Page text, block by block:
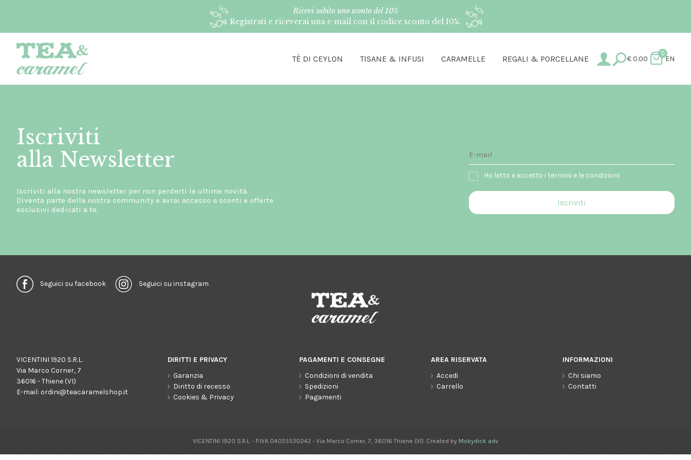
Ricevi subito uno sconto del 10%
Registrati e riceverai una e-mail con il codice sconto del 10%.
TÈ DI CEYLON TISANE & INFUSI CARAMELLE REGALI & PORCELLANE € 0.00
0
EN
Iscriviti
alla Newsletter
Iscriviti alla nostra newsletter per non perderti le ultime novità.
Diventa parte della nostra community e avrai accesso a sconti e offerte
esclusivi dedicati a te.
Ho letto e accetto i termini e le condizioni
Seguici su facebook Seguici su instagram
VICENTINI 1920 S.R.L.
Via Marco Corner, 7
36016 - Thiene (VI)
E-mail: ordini@teacaramelshop.it
DIRITTI E PRIVACY
Garanzia
Diritto di recesso
Cookies & Privacy
PAGAMENTI E CONSEGNE
Condizioni di vendita
Spedizioni
Pagamenti
AREA RISERVATA
Accedi
Carrello
INFORMAZIONI
Chi siamo
Contatti
VICENTINI 1920 S.R.L. - P.IVA 04055530242 - Via Marco Corner, 7, 36016 Thiene (VI). Created by Mobydick adv